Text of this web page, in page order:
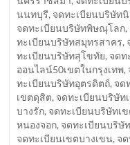
นนทบุรี, จดทะเบียนบริษัท
จดทะเบียนบริษัทพิษณุโลก,
ทะเบียนบริษัทสมุทรสาคร,
ทะเบียนบริษัทสุโขทัย, จดท
ออนไลน์50เขตในกรุงเทพ,
ทะเบียนบริษัทอุตรดิตถ์, จด
เขตดุสิต, จดทะเบียนบริษัท
บางรัก, จดทะเบียนบริษัทเ
หนองจอก, จดทะเบียนบริษั
จดทะเบียนเขตบางเขน, จ